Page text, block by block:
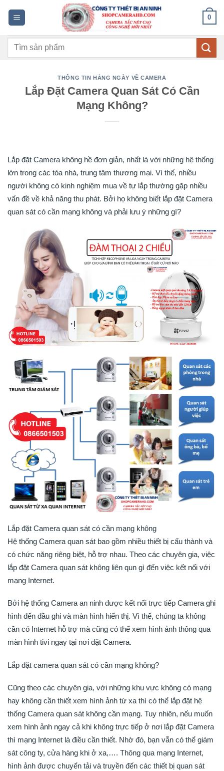
dung
0
Tìm
THÔNG TIN HẰNG NGÀY VỀ CAMERA
Lắp Đặt Camera Quan Sát Có Cần
Mạng Không?
Lắp đặt Camera không hề đơn giản, nhất là với những hệ thống
lớn trong các tòa nhà, trung tâm thương mại. Vì thế, nhiều
người không có kinh nghiệm mua về tự lắp thường gặp nhiều
vấn đề về khả năng thu phát. Bởi họ không biết lắp đặt Camera
quan sát có cần mạng không và phải lưu ý những gì?
Lắp đặt Camera quan sát có cần mạng không
Hệ thống Camera quan sát bao gồm nhiều thiết bị cấu thành và
có chức năng riêng biệt, hỗ trợ nhau. Theo các chuyên gia, việc
lắp đặt Camera quan sát không liên qun gì đến việc kết nối với
mạng Internet.
Bởi hệ thống Camera an ninh được kết nối trực tiếp Camera ghi
hình đến đầu ghi và màn hình hiển thị. Vì thế, chúng ta không
cần có Internet hỗ trợ mà cũng có thể xem hình ảnh thông qua
màn hình tivi ngay tại nơi đặt Camera.
Lắp đặt camera quan sát có cần mạng không?
Cũng theo các chuyên gia, với những khu vực không có mạng
hay không cần thiết xem hình ảnh từ xa thì có thể lắp đặt hệ
thống Camera quan sát không cần mạng. Tuy nhiên, nếu muốn
xem hình ảnh ngay cả khi không trực tiếp ở nơi lắp đặt Camera
thì mạng Internet là điều cần thiết. Nhờ đó, bạn vẫn có thể giám
sát công ty, cửa hàng khi ở xa,…. Thông qua mạng Internet,
hình ảnh được chuyển tải và truyền đến các thiết bị quan sát